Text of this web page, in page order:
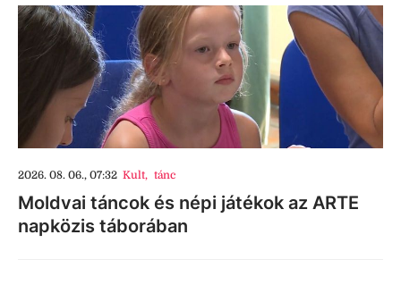
2026. 08. 06., 07:32 Kult, tánc
Moldvai táncok és népi játékok az ARTE
napközis táborában